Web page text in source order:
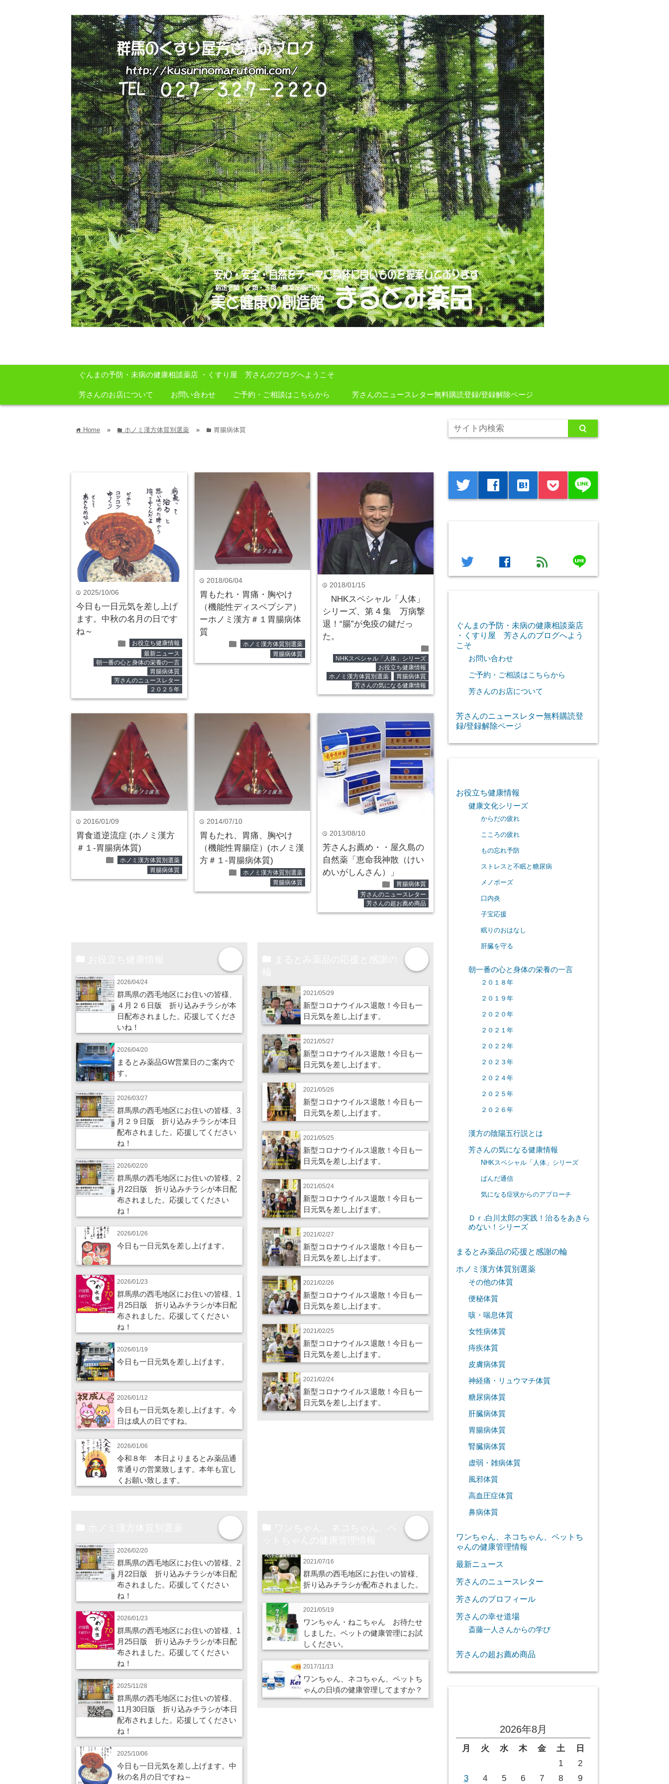
ぐんまの予防・未病の健康相談薬店 ・くすり屋 芳さんのブログへようこそ
芳さんのお店について お問い合わせ ご予約・ご相談はこちらから 芳さんのニュースレター無料購読登録/登録解除ページ
home Home » folder ホノミ漢方体質別選薬 » folder 胃腸病体質
time 2025/10/06
今日も一日元気を差し上げ
ます。中秋の名月の日です
ね～
folder
お役立ち健康情報
最新ニュース
朝一番の心と身体の栄養の一言
胃腸病体質
芳さんのニュースレター
２０２５年
time 2018/06/04
胃もたれ・胃痛・胸やけ
（機能性ディスペプシア）
ーホノミ漢方＃１胃腸病体
質
folder
ホノミ漢方体質別選薬
胃腸病体質
time 2018/01/15
NHKスペシャル「人体」
シリーズ、第 4 集 万病撃
退！“腸”が免疫の鍵だっ
た。
folder
NHKスペシャル「人体」シリーズ
お役立ち健康情報
ホノミ漢方体質別選薬
胃腸病体質
芳さんの気になる健康情報
time 2016/01/09
胃食道逆流症 (ホノミ漢方
＃１-胃腸病体質)
folder
ホノミ漢方体質別選薬
胃腸病体質
time 2014/07/10
胃もたれ、胃痛、胸やけ
（機能性胃腸症）(ホノミ漢
方＃１-胃腸病体質)
folder
ホノミ漢方体質別選薬
胃腸病体質
time 2013/08/10
芳さんお薦め・・屋久島の
自然薬「恵命我神散（けい
めいがしんさん）」
folder
胃腸病体質
芳さんのニュースレター
芳さんの超お薦め商品
2026/04/24
群馬県の西毛地区にお住いの皆様、
４月２６日版 折り込みチラシが本
日配布されました。応援してくださ
いね！
2026/04/20
まるとみ薬品GW営業日のご案内で
す。
2026/03/27
群馬県の西毛地区にお住いの皆様、3
月２９日版 折り込みチラシが本日
配布されました。応援してください
ね！
2026/02/20
群馬県の西毛地区にお住いの皆様、2
月22日版 折り込みチラシが本日配
布されました。応援してください
ね！
2026/01/26
今日も一日元気を差し上げます。
2026/01/23
群馬県の西毛地区にお住いの皆様、1
月25日版 折り込みチラシが本日配
布されました。応援してください
ね！
2026/01/19
今日も一日元気を差し上げます。
2026/01/12
今日も一日元気を差し上げます。今
日は成人の日ですね。
2026/01/06
令和８年 本日よりまるとみ薬品通
常通りの営業致します。本年も宜し
くお願い致します。
2021/05/29
新型コロナウイルス退散！今日も一
日元気を差し上げます。
2021/05/27
新型コロナウイルス退散！今日も一
日元気を差し上げます。
2021/05/26
新型コロナウイルス退散！今日も一
日元気を差し上げます。
2021/05/25
新型コロナウイルス退散！今日も一
日元気を差し上げます。
2021/05/24
新型コロナウイルス退散！今日も一
日元気を差し上げます。
2021/02/27
新型コロナウイルス退散！今日も一
日元気を差し上げます。
2021/02/26
新型コロナウイルス退散！今日も一
日元気を差し上げます。
2021/02/25
新型コロナウイルス退散！今日も一
日元気を差し上げます。
2021/02/24
新型コロナウイルス退散！今日も一
日元気を差し上げます。
2026/02/20
群馬県の西毛地区にお住いの皆様、2
月22日版 折り込みチラシが本日配
布されました。応援してください
ね！
2026/01/23
群馬県の西毛地区にお住いの皆様、1
月25日版 折り込みチラシが本日配
布されました。応援してください
ね！
2025/11/28
群馬県の西毛地区にお住いの皆様、
11月30日版 折り込みチラシが本日
配布されました。応援してください
ね！
2025/10/06
今日も一日元気を差し上げます。中
秋の名月の日ですね～
2021/07/16
群馬県の西毛地区にお住いの皆様、
折り込みチラシが配布されました。
2021/05/19
ワンちゃん・ねこちゃん お待たせ
しました。ペットの健康管理にお試
しください。
2017/11/13
ワンちゃん、ネコちゃん、ペットち
ゃんの日頃の健康管理してますか？
twitter facebook hatenabookmark line
twitter facebook feed line
ぐんまの予防・未病の健康相談薬店
・くすり屋 芳さんのブログへよう
こそ
お問い合わせ
ご予約・ご相談はこちらから
芳さんのお店について
芳さんのニュースレター無料購読登
録/登録解除ページ
お役立ち健康情報
健康文化シリーズ
からだの疲れ
こころの疲れ
もの忘れ予防
ストレスと不眠と糖尿病
メノポーズ
口内炎
子宝応援
眠りのおはなし
肝臓を守る
朝一番の心と身体の栄養の一言
２０１８年
２０１９年
２０２０年
２０２１年
２０２２年
２０２３年
２０２４年
２０２５年
２０２６年
漢方の陰陽五行説とは
芳さんの気になる健康情報
NHKスペシャル「人体」シリーズ
ぱんだ通信
気になる症状からのアプローチ
Ｄｒ.白川太郎の実践！治るをあきら
めない！シリーズ
まるとみ薬品の応援と感謝の輪
ホノミ漢方体質別選薬
その他の体質
便秘体質
咳・喘息体質
女性病体質
痔疾体質
皮膚病体質
神経痛・リュウマチ体質
糖尿病体質
肝臓病体質
胃腸病体質
腎臓病体質
虚弱・雑病体質
風邪体質
高血圧症体質
鼻病体質
ワンちゃん、ネコちゃん、ペットち
ゃんの健康管理情報
最新ニュース
芳さんのニュースレター
芳さんのプロフィール
芳さんの幸せ道場
斎藤一人さんからの学び
芳さんの超お薦め商品
2026年8月
月 火 水 木 金 土
日
1
2
3
4 5 6 7 8 9